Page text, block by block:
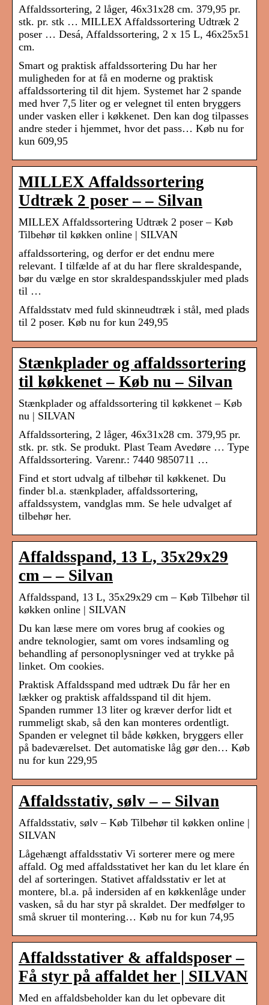
Affaldssortering, 2 låger, 46x31x28 cm. 379,95 pr.
stk. pr. stk … MILLEX Affaldssortering Udtræk 2
poser … Desá, Affaldssortering, 2 x 15 L, 46x25x51
cm.
Smart og praktisk affaldssortering Du har her
muligheden for at få en moderne og praktisk
affaldssortering til dit hjem. Systemet har 2 spande
med hver 7,5 liter og er velegnet til enten bryggers
under vasken eller i køkkenet. Den kan dog tilpasses
andre steder i hjemmet, hvor det pass… Køb nu for
kun 609,95
MILLEX Affaldssortering
Udtræk 2 poser – – Silvan
MILLEX Affaldssortering Udtræk 2 poser – Køb
Tilbehør til køkken online | SILVAN
affaldssortering, og derfor er det endnu mere
relevant. I tilfælde af at du har flere skraldespande,
bør du vælge en stor skraldespandsskjuler med plads
til …
Affaldsstatv med fuld skinneudtræk i stål, med plads
til 2 poser. Køb nu for kun 249,95
Stænkplader og affaldssortering
til køkkenet – Køb nu – Silvan
Stænkplader og affaldssortering til køkkenet – Køb
nu | SILVAN
Affaldssortering, 2 låger, 46x31x28 cm. 379,95 pr.
stk. pr. stk. Se produkt. Plast Team Avedøre … Type
Affaldssortering. Varenr.: 7440 9850711 …
Find et stort udvalg af tilbehør til køkkenet. Du
finder bl.a. stænkplader, affaldssortering,
affaldssystem, vandglas mm. Se hele udvalget af
tilbehør her.
Affaldsspand, 13 L, 35x29x29
cm – – Silvan
Affaldsspand, 13 L, 35x29x29 cm – Køb Tilbehør til
køkken online | SILVAN
Du kan læse mere om vores brug af cookies og
andre teknologier, samt om vores indsamling og
behandling af personoplysninger ved at trykke på
linket. Om cookies.
Praktisk Affaldsspand med udtræk Du får her en
lækker og praktisk affaldsspand til dit hjem.
Spanden rummer 13 liter og kræver derfor lidt et
rummeligt skab, så den kan monteres ordentligt.
Spanden er velegnet til både køkken, bryggers eller
på badeværelset. Det automatiske låg gør den… Køb
nu for kun 229,95
Affaldsstativ, sølv – – Silvan
Affaldsstativ, sølv – Køb Tilbehør til køkken online |
SILVAN
Lågehængt affaldsstativ Vi sorterer mere og mere
affald. Og med affaldsstativet her kan du let klare én
del af sorteringen. Stativet affaldsstativ er let at
montere, bl.a. på indersiden af en køkkenlåge under
vasken, så du har styr på skraldet. Der medfølger to
små skruer til montering… Køb nu for kun 74,95
Affaldsstativer & affaldsposer –
Få styr på affaldet her | SILVAN
Med en affaldsbeholder kan du let opbevare dit